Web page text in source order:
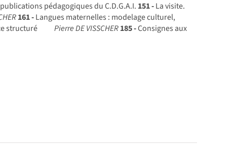
pédagogiques du C.D.G.A.I. 151 -La visite.
161 -Langues maternelles : modelage culturel,
structuré Pierre DE VISSCHER185 -Consignes aux